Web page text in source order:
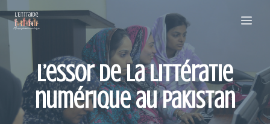
au
L’essor de la littératie
numérique au Pakistan